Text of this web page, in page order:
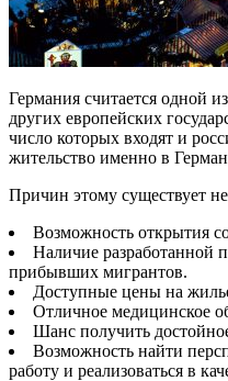
Германия считается одной
других европейских
число которых входят и
жительство именно в
Причин этому существует
Возможность открытия
Наличие разработанной
прибывших мигрантов.
Доступные цены на
Отличное медицинское
Шанс получить
Возможность найти
работу и реализоваться в